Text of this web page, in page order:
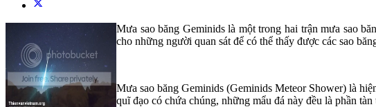
Mưa sao băng Geminids là một trong hai trận mưa sao
cho những người quan sát để có thể thấy được các sao
Mưa sao băng Geminids (Geminids Meteor Shower) là
quĩ đạo có chứa chúng, những mẩu đá này đều là phần